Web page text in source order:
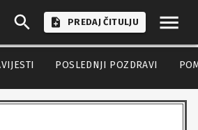
PREDAJ ČITULJU
POSLEDNJI POZDRAVI